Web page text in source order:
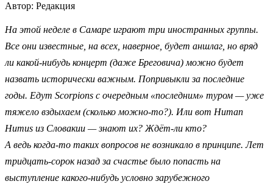
Автор: Редакция
На этой неделе в Самаре играют три иностранных группы.
Все они известные, на всех, наверное, будет аншлаг, но вряд
ли какой-нибудь концерт (даже Бреговича) можно будет
назвать исторически важным. Попривыкли за последние
годы. Едут Scorpions с очередным «последним» туром — уже
тяжело вздыхаем (сколько можно-то?). Или вот Human
Humus из Словакии — знают их? Ждёт-ли кто?
А ведь когда-то таких вопросов не возникало в принципе. Лет
тридцать-сорок назад за счастье было попасть на
выступление какого-нибудь условно зарубежного